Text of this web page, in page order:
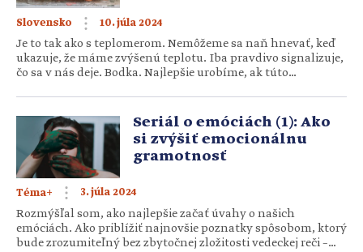
Slovensko 10. júla 2024
Je to tak ako s teplomerom. Nemôžeme sa naň hnevať, keď
ukazuje, že máme zvýšenú teplotu. Iba pravdivo signalizuje,
čo sa v nás deje. Bodka. Najlepšie urobíme, ak túto
Bolo by dosť pochabé nahovárať si, že je asi pokazený, alebo
sa presviedčať, že žiadnu teplotu necítime, či bagatelizovať
jej […]
Seriál o emóciách (1): Ako
si zvýšiť emocionálnu
gramotnosť
Téma+ 3. júla 2024
Rozmýšľal som, ako najlepšie začať úvahy o našich
emóciách. Ako priblížiť najnovšie poznatky spôsobom, ktorý
bude zrozumiteľný bez zbytočnej zložitosti vedeckej reči –